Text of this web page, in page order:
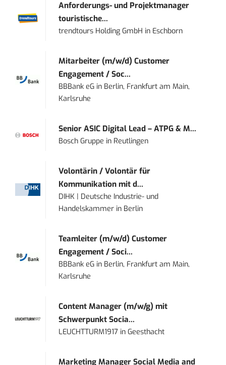
Anforderungs- und Projektmanager
touristische...
trendtours Holding GmbH in Eschborn
Mitarbeiter (m/w/d) Customer
Engagement / Soc...
BBBank eG in Berlin, Frankfurt am Main,
Karlsruhe
Senior ASIC Digital Lead – ATPG & M...
Bosch Gruppe in Reutlingen
Volontärin / Volontär für
Kommunikation mit d...
DIHK | Deutsche Industrie- und
Handelskammer in Berlin
Teamleiter (m/w/d) Customer
Engagement / Soci...
BBBank eG in Berlin, Frankfurt am Main,
Karlsruhe
Content Manager (m/w/g) mit
Schwerpunkt Socia...
LEUCHTTURM1917 inGeesthacht
Marketing Manager Social Media and